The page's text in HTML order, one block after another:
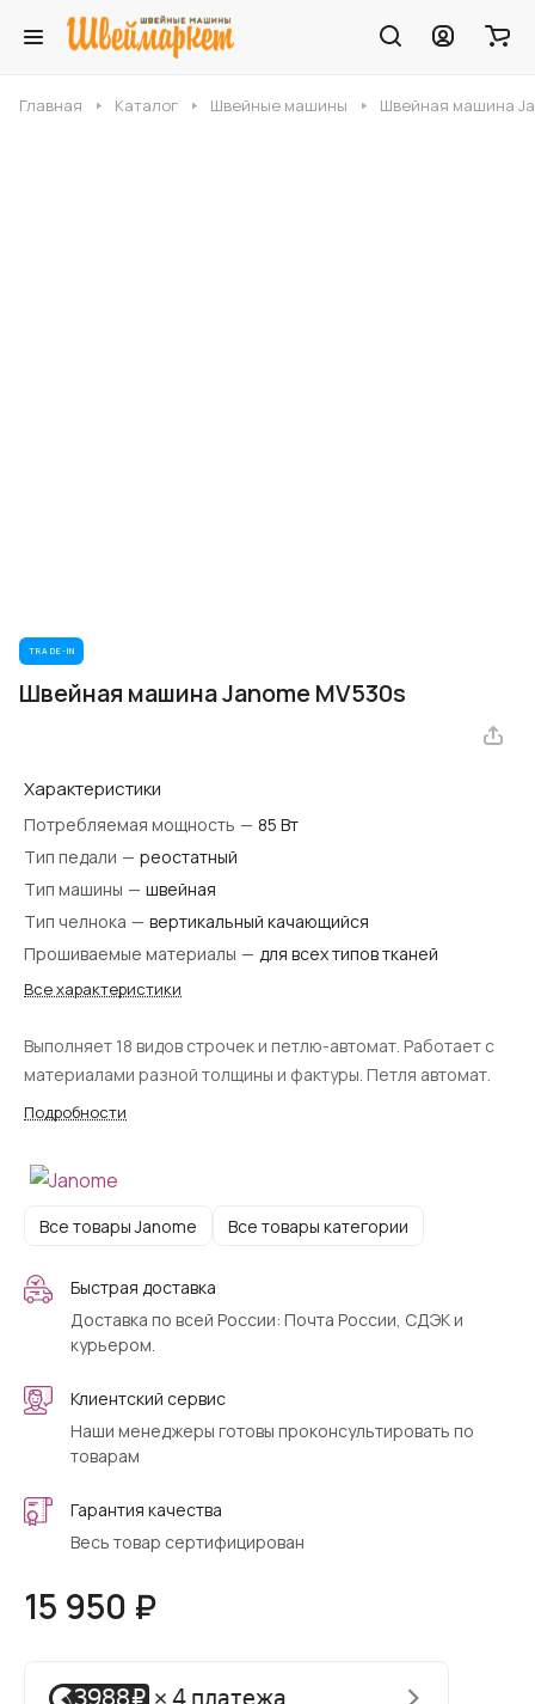
Главная Каталог Швейные машины Швейная машина
TRADE-IN
Швейная машина Janome MV530s
Характеристики
Потребляемая мощность — 85 Вт
Тип педали — реостатный
Тип машины — швейная
Тип челнока — вертикальный качающийся
Прошиваемые материалы — для всех типов тканей
Все характеристики
Выполняет 18 видов строчек и петлю-автомат. Работает с
материалами разной толщины и фактуры. Петля автомат.
Подробности
Все товары Janome Все товары категории
Быстрая доставка
Доставка по всей России: Почта России, СДЭК и
курьером.
Клиентский сервис
Наши менеджеры готовы проконсультировать по
товарам
Гарантия качества
Весь товар сертифицирован
15 950 ₽